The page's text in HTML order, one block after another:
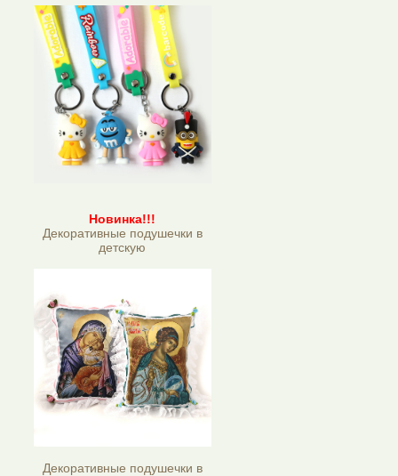
Новинка!!!
Декоративные подушечки в
детскую
Декоративные подушечки в